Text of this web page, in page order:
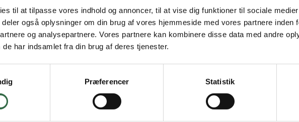
til at tilpasse vores indhold og annoncer, til at vise dig funktioner til sociale
også oplysninger om din brug af vores hjemmeside med vores partnere inden
og analysepartnere. Vores partnere kan kombinere disse data med andre
har indsamlet fra din brug af deres tjenester.
Præferencer Statistik
på dit Contempo Avorio gulv. Med det præcist samme udtryk og samme lysegrå farve